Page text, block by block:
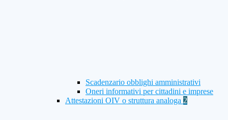
Scadenzario obblighi amministrativi
Oneri informativi per cittadini e imprese
Attestazioni OIV o struttura analoga 2